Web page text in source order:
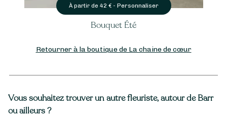
À partir de 42 € - Personnaliser
Bouquet Été
Retourner à la boutique de La chaine de cœur
Vous souhaitez trouver un autre fleuriste, autour de Barr
ou ailleurs ?